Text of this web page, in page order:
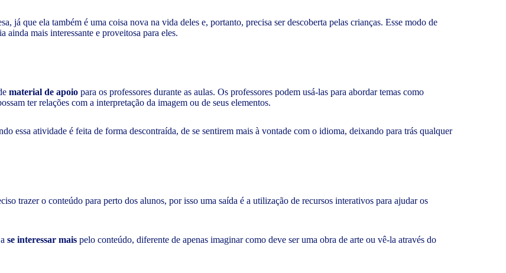
já que ela também é uma coisa nova na vida deles e, portanto, precisa ser descoberta pelas crianças. Esse modo de
mais interessante e proveitosa para eles.
material de apoio para os professores durante as aulas. Os professores podem usá-las para abordar temas como
ter relações com a interpretação da imagem ou de seus elementos.
essa atividade é feita de forma descontraída, de se sentirem mais à vontade com o idioma, deixando para trás qualquer
trazer o conteúdo para perto dos alunos, por isso uma saída é a utilização de recursos interativos para ajudar os
se interessar mais pelo conteúdo, diferente de apenas imaginar como deve ser uma obra de arte ou vê-la através do